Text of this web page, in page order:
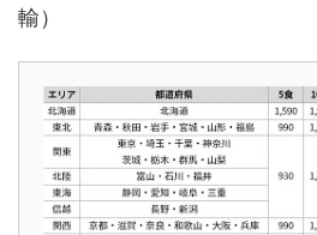
輸）